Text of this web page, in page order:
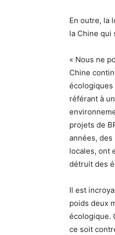
En outre, la
la Chine qui
« Nous ne
Chine
écologiques
référant à
projets de
années,
locales, ont
détruit des
Il est
poids deux
écologique.
ce soit